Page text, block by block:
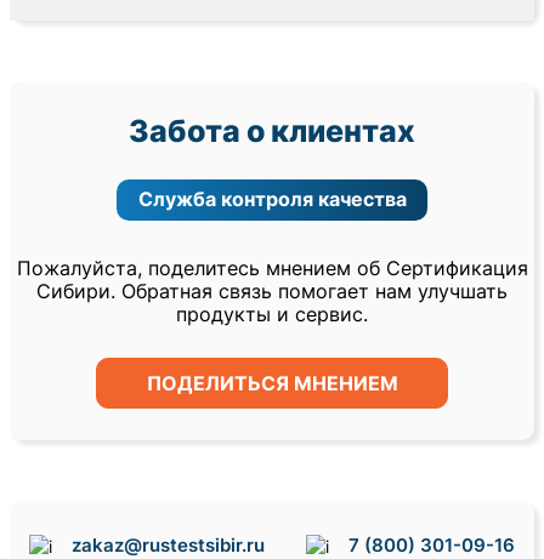
Забота о клиентах
Служба контроля качества
Пожалуйста, поделитесь мнением об Сертификация
Сибири. Обратная связь помогает нам улучшать
продукты и сервис.
ПОДЕЛИТЬСЯ МНЕНИЕМ
zakaz@rustestsibir.ru 7 (800) 301-09-16